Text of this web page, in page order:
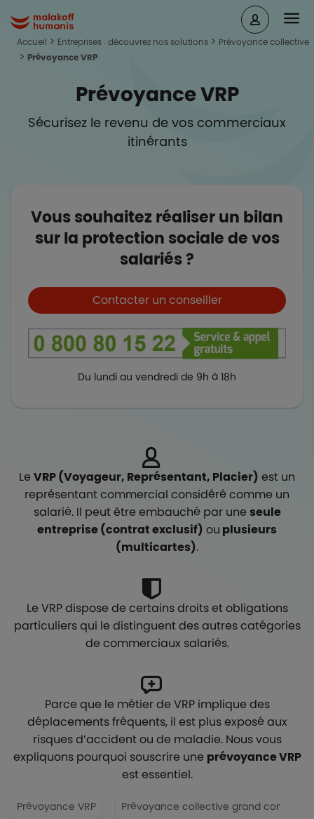
Malakoff Humanis Accueil
Accueil Entreprises : découvrez nos solutions
Prévoyance collective
Prévoyance VRP
Prévoyance VRP
Sécurisez le revenu de vos commerciaux
itinérants
Vous souhaitez réaliser un bilan
sur la protection sociale de vos
salariés ?
Boutons et liensContacter un conseiller
Du lundi au vendredi de 9h à 18h
LeVRP (Voyageur, Représentant, Placier) est un
représentant commercial considéré comme un
salarié. Il peut être embauché par uneseule
entreprise (contrat exclusif) ou plusieurs
(multicartes).
Le VRP dispose de certains droits et obligations
particuliers qui le distinguent des autres catégories
de commerciaux salariés.
Parce que le métier de VRP implique des
déplacements fréquents, il est plus exposé aux
risques d’accident ou de maladie. Nous vous
expliquons pourquoi souscrire une prévoyance VRP
est essentiel.
Prévoyance VRP Prévoyance collective grand compte